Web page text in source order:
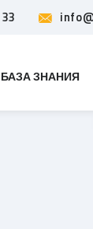
БАЗА ЗНАНИЯ